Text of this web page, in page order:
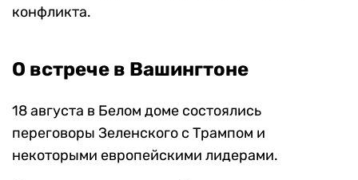
конфликта.
О встрече в Вашингтоне
18 августа в Белом доме состоялись
переговоры Зеленского с Трампом и
некоторыми европейскими лидерами.